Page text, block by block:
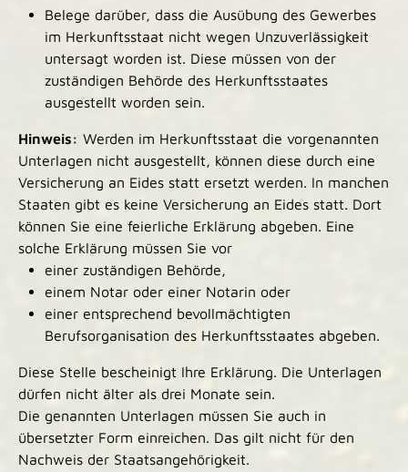
Belege darüber, dass die Ausübung des Gewerbes
im Herkunftsstaat nicht wegen Unzuverlässigkeit
untersagt worden ist. Diese müssen von der
zuständigen Behörde des Herkunftsstaates
ausgestellt worden sein.
Hinweis: Werden im Herkunftsstaat die vorgenannten
Unterlagen nicht ausgestellt, können diese durch eine
Versicherung an Eides statt ersetzt werden. In manchen
Staaten gibt es keine Versicherung an Eides statt. Dort
können Sie eine feierliche Erklärung abgeben. Eine
solche Erklärung müssen Sie vor
einer zuständigen Behörde,
einem Notar oder einer Notarin oder
einer entsprechend bevollmächtigten
Berufsorganisation des Herkunftsstaates abgeben.
Diese Stelle bescheinigt Ihre Erklärung. Die Unterlagen
dürfen nicht älter als drei Monate sein.
Die genannten Unterlagen müssen Sie auch in
übersetzter Form einreichen. Das gilt nicht für den
Nachweis der Staatsangehörigkeit.